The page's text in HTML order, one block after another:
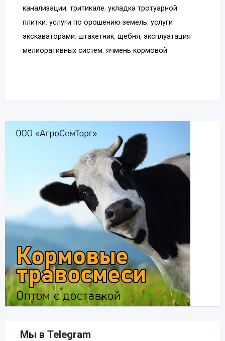
канализации, тритикале, укладка тротуарной
плитки, услуги по орошению земель, услуги
экскаваторами, штакетник, щебня, эксплуатация
мелиоративных систем, ячмень кормовой
Мы в Telegram